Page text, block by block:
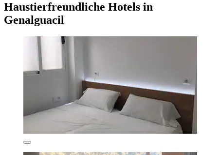
Haustierfreundliche Hotels in
Genalguacil